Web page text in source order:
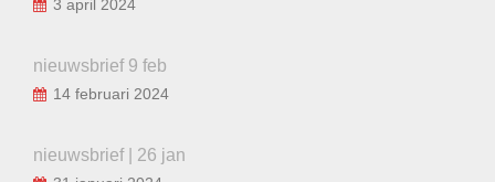
3 april 2024
nieuwsbrief 9 feb
14 februari 2024
nieuwsbrief | 26 jan